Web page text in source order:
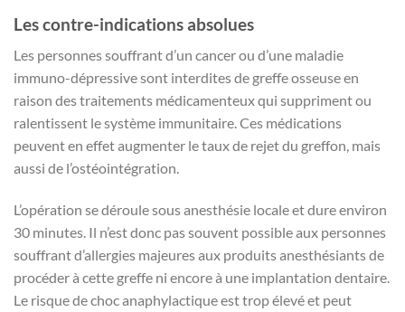
Les contre-indications absolues
Les personnes souffrant d’un cancer ou d’une maladie
immuno-dépressive sont interdites de greffe osseuse en
raison des traitements médicamenteux qui suppriment ou
ralentissent le système immunitaire. Ces médications
peuvent en effet augmenter le taux de rejet du greffon, mais
aussi de l’ostéointégration.
L’opération se déroule sous anesthésie locale et dure environ
30 minutes. Il n’est donc pas souvent possible aux personnes
souffrant d’allergies majeures aux produits anesthésiants de
procéder à cette greffe ni encore à une implantation dentaire.
Le risque de choc anaphylactique est trop élevé et peut